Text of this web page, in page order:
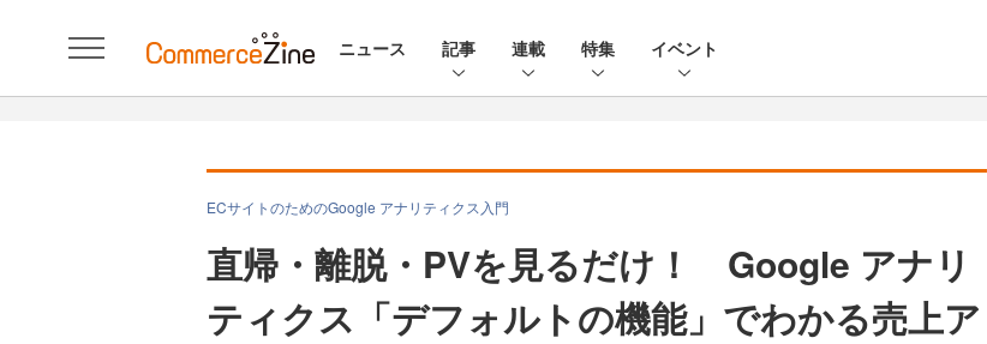
ニュース 記事 連載 特集 イベント
ECサイトのためのGoogle アナリティクス入門
直帰・離脱・PVを見るだけ！ Google アナリ
ティクス「デフォルトの機能」でわかる売上ア